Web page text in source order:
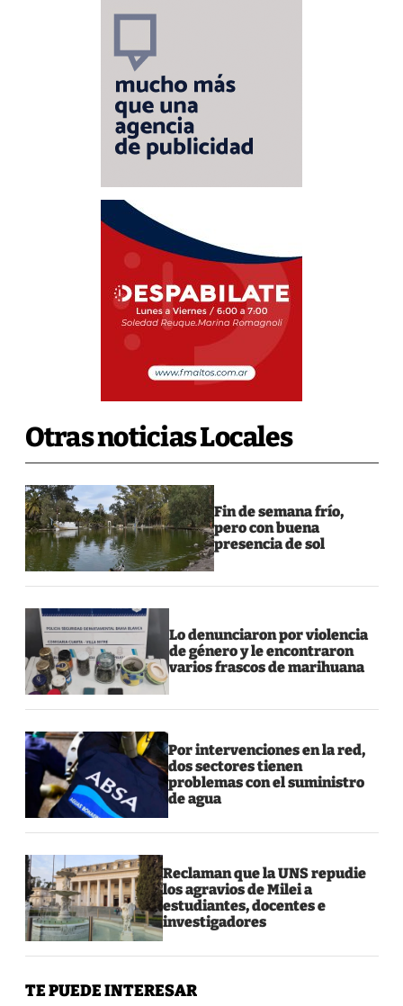
Otras noticias Locales
Fin de semana frío,
pero con buena
presencia de sol
Lo denunciaron por violencia
de género y le encontraron
varios frascos de marihuana
Por intervenciones en la red,
dos sectores tienen
problemas con el suministro
de agua
Reclaman que la UNS repudie
los agravios de Milei a
estudiantes, docentes e
investigadores
TE PUEDE INTERESAR